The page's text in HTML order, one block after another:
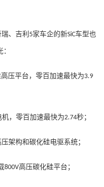
、吉利 5家车企的新SiC车型也
压平台，零百加速最快为3.9
机，零百加速最快为2.74秒；
架构和碳化硅电驱系统；
800V高压碳化硅平台；